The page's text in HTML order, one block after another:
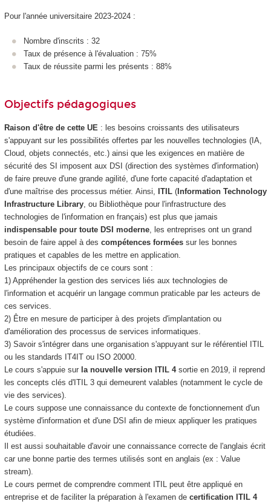
Pour l'année universitaire 2023-2024 :
Nombre d'inscrits : 32
Taux de présence à l'évaluation : 75%
Taux de réussite parmi les présents : 88%
Objectifs pédagogiques
Raison d'être de cette UE : les besoins croissants des utilisateurs
s'appuyant sur les possibilités offertes par les nouvelles technologies (IA,
Cloud, objets connectés, etc.) ainsi que les exigences en matière de
sécurité des SI imposent aux DSI (direction des systèmes d'information)
de faire preuve d'une grande agilité, d'une forte capacité d'adaptation et
d'une maîtrise des processus métier. Ainsi, ITIL(Information Technology
Infrastructure Library, ou Bibliothèque pour l'infrastructure des
technologies de l'information en français) est plus que jamais
indispensable pour toute DSI moderne, les entreprises ont un grand
besoin de faire appel à des compétences forméessur les bonnes
pratiques et capables de les mettre en application.
Les principaux objectifs de ce cours sont :
1) Appréhender la gestion des services liés aux technologies de
l'information et acquérir un langage commun praticable par les acteurs de
ces services.
2) Être en mesure de participer à des projets d'implantation ou
d'amélioration des processus de services informatiques.
3) Savoir s'intégrer dans une organisation s'appuyant sur le référentiel ITIL
ou les standards IT4IT ou ISO 20000.
Le cours s'appuie sur la nouvelle version ITIL 4 sortie en 2019, il reprend
les concepts clés d'ITIL 3 qui demeurent valables (notamment le cycle de
vie des services).
Le cours suppose une connaissance du contexte de fonctionnement d'un
système d'information et d'une DSI afin de mieux appliquer les pratiques
étudiées.
Il est aussi souhaitable d'avoir une connaissance correcte de l'anglais écrit
car une bonne partie des termes utilisés sont en anglais (ex : Value
stream).
Le cours permet de comprendre comment ITIL peut être appliqué en
entreprise et de faciliter la préparation à l'examen decertification ITIL 4